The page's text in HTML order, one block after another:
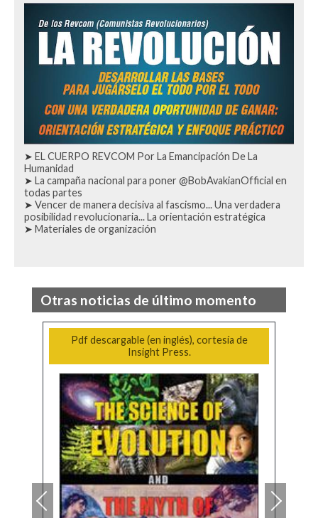
➤ EL CUERPO REVCOM Por La Emancipación De La
Humanidad
➤ La campaña nacional para poner @BobAvakianOfficial en
todas partes
➤ Vencer de manera decisiva al fascismo... Una verdadera
posibilidad revolucionaria... La orientación estratégica
➤ Materiales de organización
Otras noticias de último momento
Pdf descargable (en inglés), cortesía de
Insight Press.